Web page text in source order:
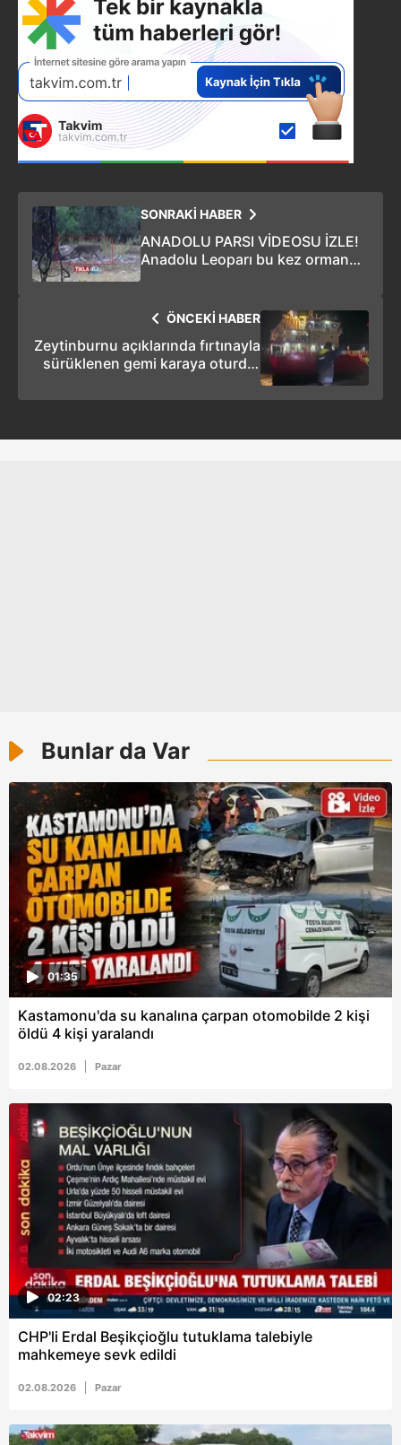
SONRAKİ HABER
ANADOLU PARSI VİDEOSU İZLE!
Anadolu Leoparı bu kez ormanda
ÖNCEKİ HABER
Zeytinburnu açıklarında fırtınayla
sürüklenen gemi karaya oturdu:
yöntemiyle kurtarıldı
Bunlar da Var
01:35
Kastamonu'da su kanalına çarpan otomobilde 2 kişi
öldü 4 kişi yaralandı
02.08.2026 Pazar
02:23
CHP'li Erdal Beşikçioğlu tutuklama talebiyle
mahkemeye sevk edildi
02.08.2026 Pazar